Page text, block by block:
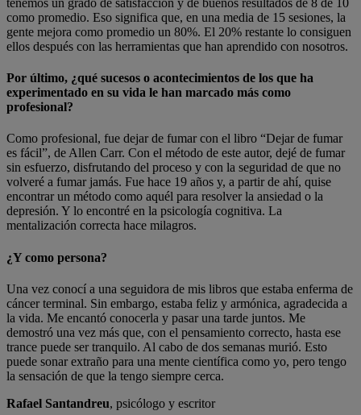
como promedio. Eso significa que, en una media de 15 sesiones, la
gente mejora como promedio un 80%. El 20% restante lo consiguen
ellos después con las herramientas que han aprendido con nosotros.
Por último, ¿qué sucesos o acontecimientos de los que ha
experimentado en su vida le han marcado más como
profesional?
Como profesional, fue dejar de fumar con el libro “Dejar de fumar
es fácil”, de Allen Carr. Con el método de este autor, dejé de fumar
sin esfuerzo, disfrutando del proceso y con la seguridad de que no
volveré a fumar jamás. Fue hace 19 años y, a partir de ahí, quise
encontrar un método como aquél para resolver la ansiedad o la
depresión. Y lo encontré en la psicología cognitiva. La
mentalización correcta hace milagros.
¿Y como persona?
Una vez conocí a una seguidora de mis libros que estaba enferma de
cáncer terminal. Sin embargo, estaba feliz y armónica, agradecida a
la vida. Me encantó conocerla y pasar una tarde juntos. Me
demostró una vez más que, con el pensamiento correcto, hasta ese
trance puede ser tranquilo. Al cabo de dos semanas murió. Esto
puede sonar extraño para una mente científica como yo, pero tengo
la sensación de que la tengo siempre cerca.
Rafael Santandreu, psicólogo y escritor